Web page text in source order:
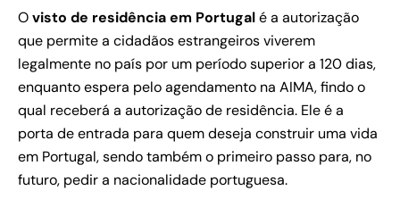
Ovisto de residência em Portugalé a autorização
que permite a cidadãos estrangeiros viverem
legalmente no país por um período superior a 120 dias,
enquanto espera pelo agendamento na AIMA, findo o
qual receberá a autorização de residência. Ele é a
porta de entrada para quem deseja construir uma vida
em Portugal, sendo também o primeiro passo para, no
futuro, pedir a nacionalidade portuguesa.